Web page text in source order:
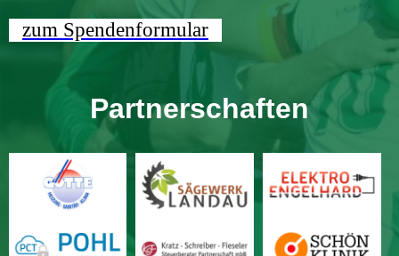
zum Spendenformular
Partnerschaften